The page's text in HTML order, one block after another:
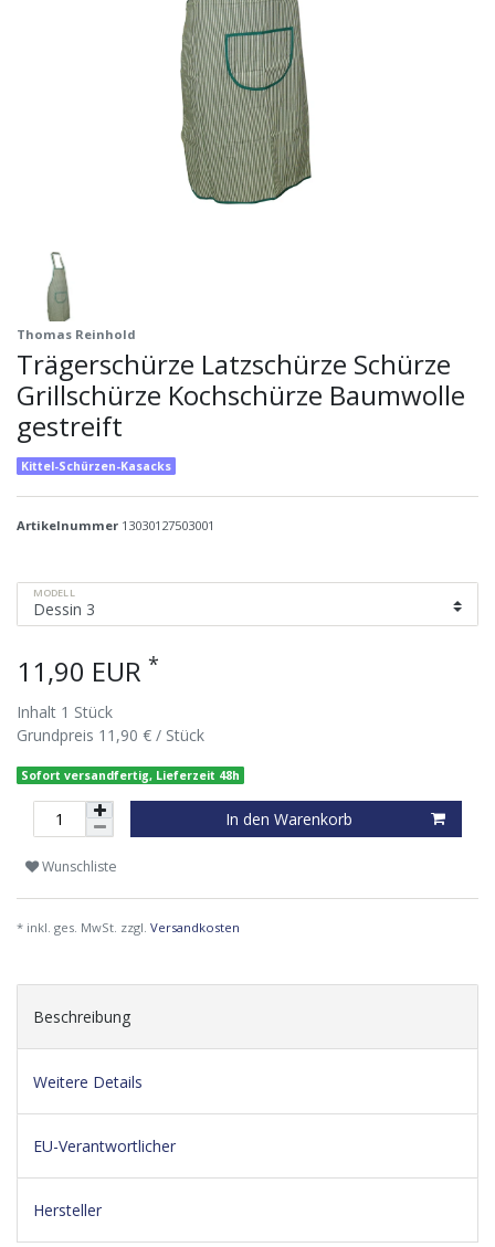
Thomas Reinhold
Trägerschürze Latzschürze Schürze
Grillschürze Kochschürze Baumwolle
gestreift
Kittel-Schürzen-Kasacks
Artikelnummer 13030127503001
MODELL
11,90 EUR *
Inhalt 1 Stück
Grundpreis 11,90 € / Stück
Sofort versandfertig, Lieferzeit 48h
In den Warenkorb
Wunschliste
* inkl. ges. MwSt. zzgl. Versandkosten
Beschreibung
Weitere Details
EU-Verantwortlicher
Hersteller